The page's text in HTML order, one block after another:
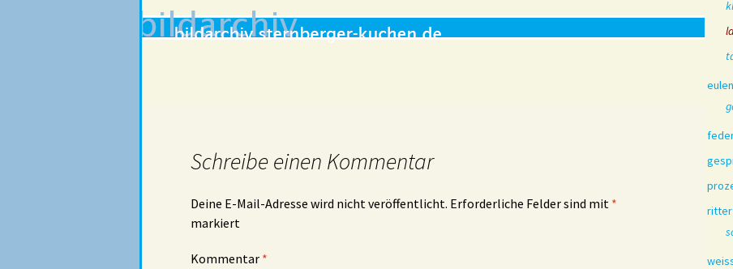
Schreibe einen Kommentar
Deine E-Mail-Adresse wird nicht veröffentlicht. Erforderliche Felder sind mit *
markiert
Kommentar *